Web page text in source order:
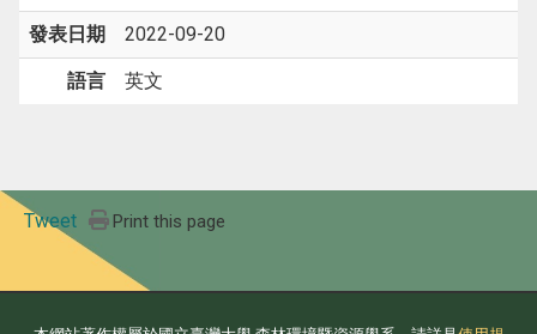
發表日期 2022-09-20
語言 英文
Tweet Print this page